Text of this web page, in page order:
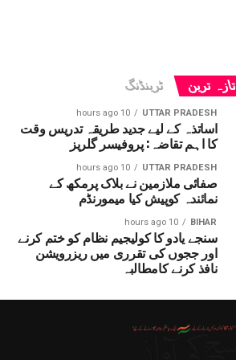
تازہ ترین ٹرینڈنگ
UTTAR PRADESH
10 hours ago
اساتذہ کے لیے جدید طریقہ تدریس وقت
کا اہم تقاضہ: پروفیسر گلریز
UTTAR PRADESH
10 hours ago
صفائی ملازمین نے بلاک پرمکھ کے
نمائندہ کوپیش کیا میمورنڈم
BIHAR
10 hours ago
سنجے یادو کا کولیجیم نظام کو ختم کرنے
اور ججوں کی تقرری میں ریزرویشن
نافذ کرنے کامطالبہ